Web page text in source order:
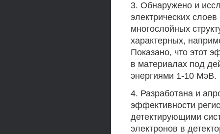
3. Обнаружено и
электрических
многослойных
характерных,
Показано, что этот
в материалах под
энергиями 1-10 МэВ.
4. Разработана и
эффективности
детектирующими
электронов в